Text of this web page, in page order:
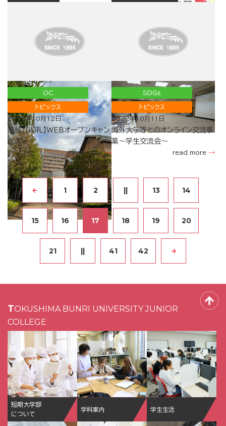
OC
トピックス
2022年10月12日
商科：【御礼】WEBオープンキャン
パス
read more
SDGs
トピックス
2022年10月11日
海外大学等とのオンライン交流事
業～学生交流会～
read more
1 2 13 14
15 16 17 18 19 20
21 41 42
TOKUSHIMA BUNRI UNIVERSITY JUNIOR
COLLEGE
短期大学部
について
学科案内 学生生活